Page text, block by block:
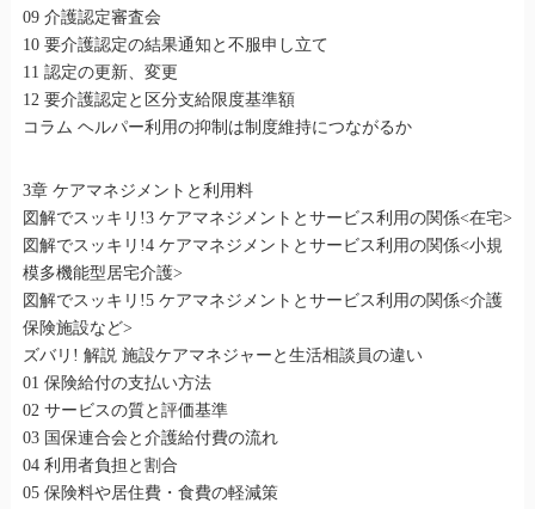
09 介護認定審査会
10 要介護認定の結果通知と不服申し立て
11 認定の更新、変更
12 要介護認定と区分支給限度基準額
コラム ヘルパー利用の抑制は制度維持につながるか
3章 ケアマネジメントと利用料
図解でスッキリ!3 ケアマネジメントとサービス利用の関係<在宅>
図解でスッキリ!4 ケアマネジメントとサービス利用の関係<小規
模多機能型居宅介護>
図解でスッキリ!5 ケアマネジメントとサービス利用の関係<介護
保険施設など>
ズバリ! 解説 施設ケアマネジャーと生活相談員の違い
01 保険給付の支払い方法
02 サービスの質と評価基準
03 国保連合会と介護給付費の流れ
04 利用者負担と割合
05 保険料や居住費・食費の軽減策